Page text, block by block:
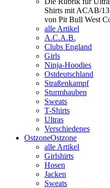
Shirts mit ACAB/
von Pit Bull West
alle Artikel
A.C.A.B.
Clubs England
Girls
Ninja-Hoodies
Ostdeutschland
Straßenkampf
Sturmhauben
Sweats
T-Shirts
Ultras
Verschiedenes
OstzoneOstzone
alle Artikel
Girlshirts
Hosen
Jacken
Sweats